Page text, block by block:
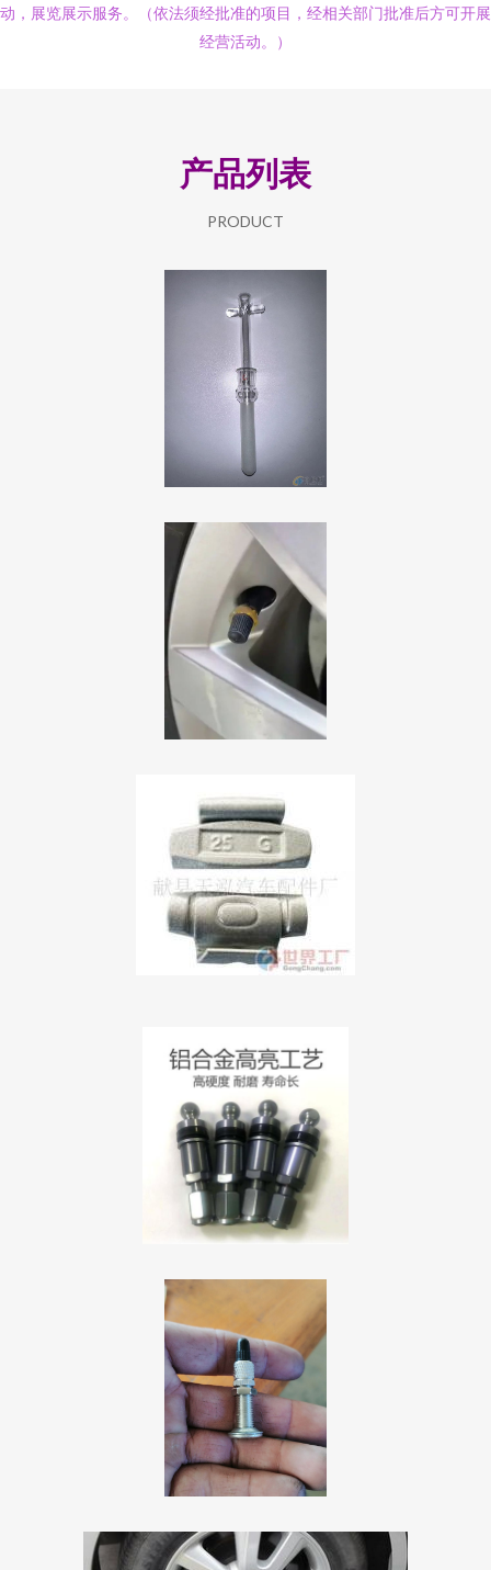
动，展览展示服务。（依法须经批准的项目，经相关部门批准后方可开展
经营活动。）
产品列表
PRODUCT